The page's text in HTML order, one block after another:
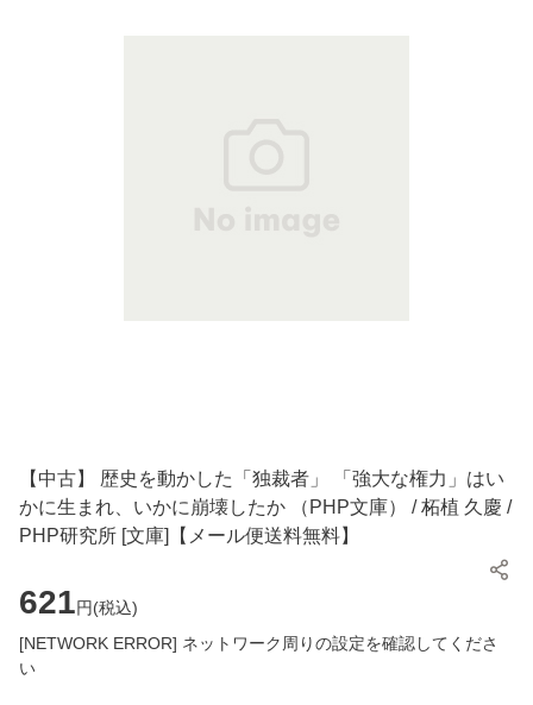
【中古】 歴史を動かした「独裁者」 「強大な権力」はい
かに生まれ、いかに崩壊したか （PHP文庫） / 柘植 久慶 /
PHP研究所 [文庫]【メール便送料無料】
621円(税込)
[NETWORK ERROR] ネットワーク周りの設定を確認してくださ
い